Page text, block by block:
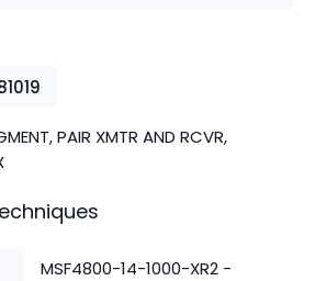
PAIR XMTR AND RCVR,
MSF4800-14-1000-XR2 -